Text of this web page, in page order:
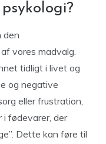
den
vores madvalg.
tidligt i livet og
og negative
eller frustration,
fødevarer, der
Dette kan føre til